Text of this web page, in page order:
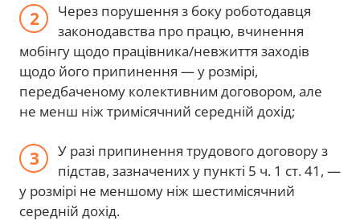
Через порушення з боку роботодавця
законодавства про працю, вчинення
мобінгу щодо працівника/невжиття заходів
щодо його припинення — у розмірі,
передбаченому колективним договором, але
не менш ніж тримісячний середній дохід;
У разі припинення трудового договору з
підстав, зазначених у пункті 5 ч. 1 ст. 41, —
у розмірі не меншому ніж шестимісячний
середній дохід.